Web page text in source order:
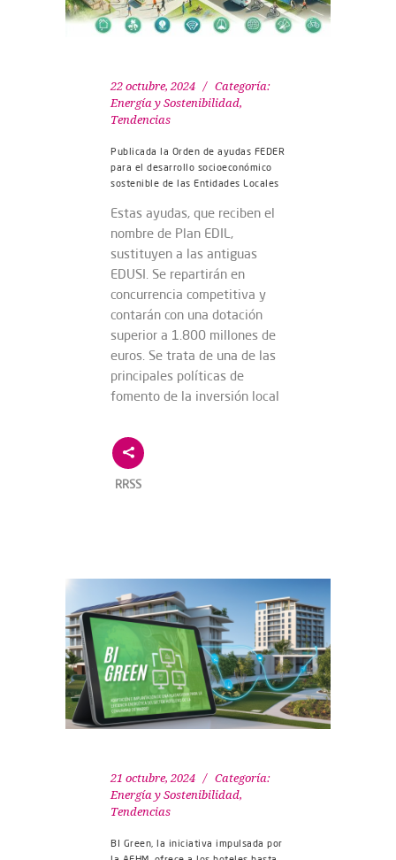
22 octubre, 2024
Categoría:
Energía y Sostenibilidad,
Tendencias
Publicada la Orden de ayudas FEDER
para el desarrollo socioeconómico
sostenible de las Entidades Locales
Estas ayudas, que reciben el
nombre de Plan EDIL,
sustituyen a las antiguas
EDUSI. Se repartirán en
concurrencia competitiva y
contarán con una dotación
superior a 1.800 millones de
euros. Se trata de una de las
principales políticas de
fomento de la inversión local
RRSS
21 octubre, 2024
Categoría:
Energía y Sostenibilidad,
Tendencias
BI Green, la iniciativa impulsada por